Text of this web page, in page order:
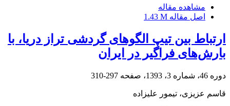
مشاهده مقاله
اصل مقاله 1.43 M
ارتباط بین تیپ الگوهای گردشی تراز دریا، با
بارش‌های فراگیر در ایران
دوره 46، شماره 3، 1393، صفحه 297-310
قاسم عزیزی، تیمور علیزاده